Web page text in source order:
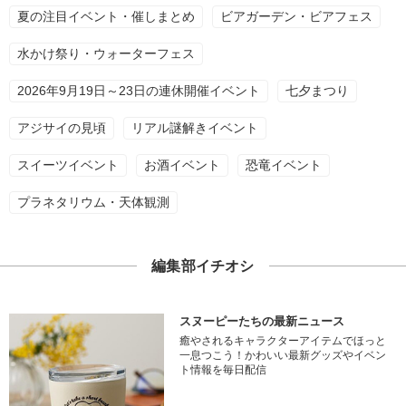
夏の注目イベント・催しまとめ ビアガーデン・ビアフェス
水かけ祭り・ウォーターフェス
2026年9月19日～23日の連休開催イベント 七夕まつり
アジサイの見頃 リアル謎解きイベント
スイーツイベント お酒イベント 恐竜イベント
プラネタリウム・天体観測
編集部イチオシ
スヌーピーたちの最新ニュース
癒やされるキャラクターアイテムでほっと
一息つこう！かわいい最新グッズやイベン
ト情報を毎日配信